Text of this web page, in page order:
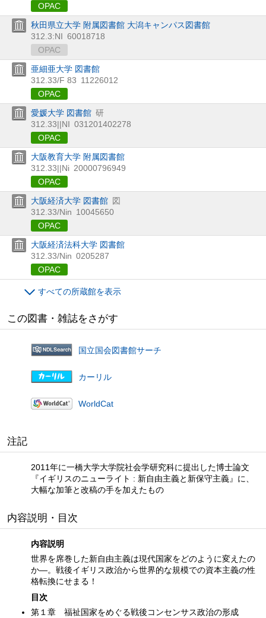
OPAC
秋田県立大学 附属図書館 大潟キャンパス図書館
312.3:NI 60018718
OPAC
亜細亜大学 図書館
312.33/F 83 11226012
OPAC
愛媛大学 図書館 研
312.33||NI 031201402278
OPAC
大阪教育大学 附属図書館
312.33||Ni 20000796949
OPAC
大阪経済大学 図書館 図
312.33/Nin 10045650
OPAC
大阪経済法科大学 図書館
312.33/Nin 0205287
OPAC
すべての所蔵館を表示
この図書・雑誌をさがす
国立国会図書館サーチ
カーリル
WorldCat
注記
2011年に一橋大学大学院社会学研究科に提出した博士論文
『イギリスのニューライト : 新自由主義と新保守主義』に、
大幅な加筆と改稿の手を加えたもの
内容説明・目次
内容説明
世界を席巻した新自由主義は現代国家をどのように変えたの
か—。戦後イギリス政治から世界的な規模での資本主義の性
格転換にせまる！
目次
第１章 福祉国家をめぐる戦後コンセンサス政治の形成